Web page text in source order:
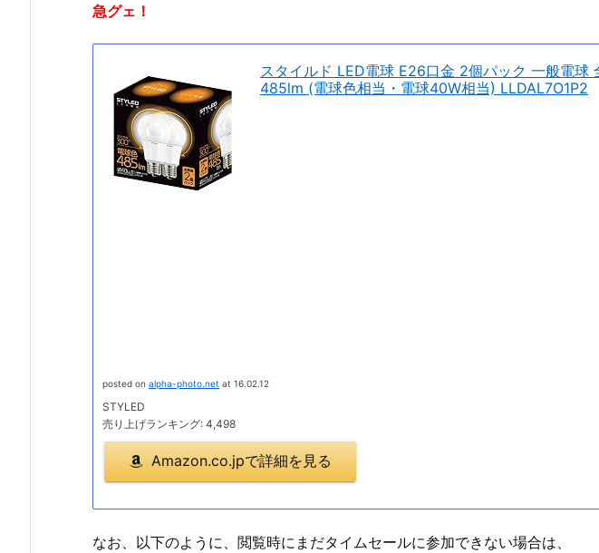
急グェ！
スタイルド LED電球 E26口金 2個パック 一般電球
485lm (電球色相当・電球40W相当) LLDAL7O1P2
posted on alpha-photo.net at 16.02.12
STYLED
売り上げランキング: 4,498
Amazon.co.jpで詳細を見る
なお、以下のように、閲覧時にまだタイムセールに参加できない場合は、